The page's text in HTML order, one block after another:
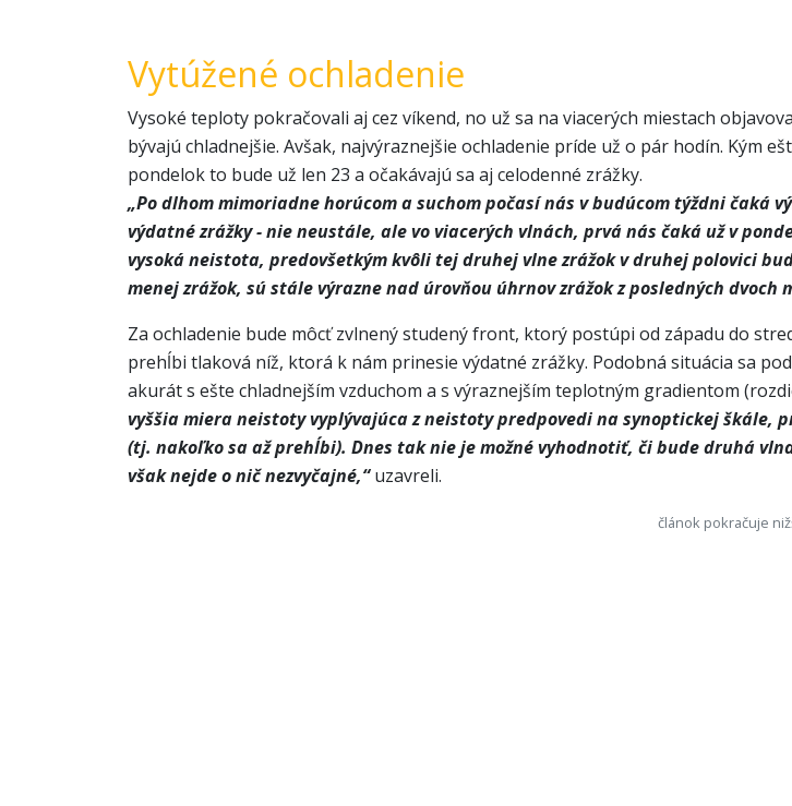
Vytúžené ochladenie
Vysoké teploty pokračovali aj cez víkend, no už sa na viacerých miestach
bývajú chladnejšie. Avšak, najvýraznejšie ochladenie príde už o pár hodín. Kým
pondelok to bude už len 23 a očakávajú sa aj celodenné zrážky.
„Po dlhom mimoriadne horúcom a suchom počasí nás v budúcom týždni
výdatné zrážky - nie neustále, ale vo viacerých vlnách, prvá nás čaká už v
vysoká neistota, predovšetkým kvôli tej druhej vlne zrážok v druhej polovici
menej zrážok, sú stále výrazne nad úrovňou úhrnov zrážok z posledných dvoch
Za ochladenie bude môcť zvlnený studený front, ktorý postúpi od západu do
prehĺbi tlaková níž, ktorá k nám prinesie výdatné zrážky. Podobná situácia sa
akurát s ešte chladnejším vzduchom a s výraznejším teplotným gradientom
vyššia miera neistoty vyplývajúca z neistoty predpovedi na synoptickej škále,
(tj. nakoľko sa až prehĺbi). Dnes tak nie je možné vyhodnotiť, či bude druhá
však nejde o nič nezvyčajné,“uzavreli.
článok pokračuje